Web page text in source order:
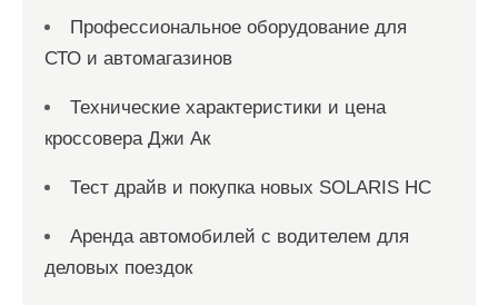
Профессиональное оборудование для
СТО и автомагазинов
Технические характеристики и цена
кроссовера Джи Ак
Тест драйв и покупка новых SOLARIS HC
Аренда автомобилей с водителем для
деловых поездок